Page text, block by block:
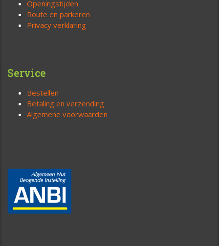
Openingstijden
Route en parkeren
Privacy verklaring
Service
Bestellen
Betaling en verzending
Algemene voorwaarden